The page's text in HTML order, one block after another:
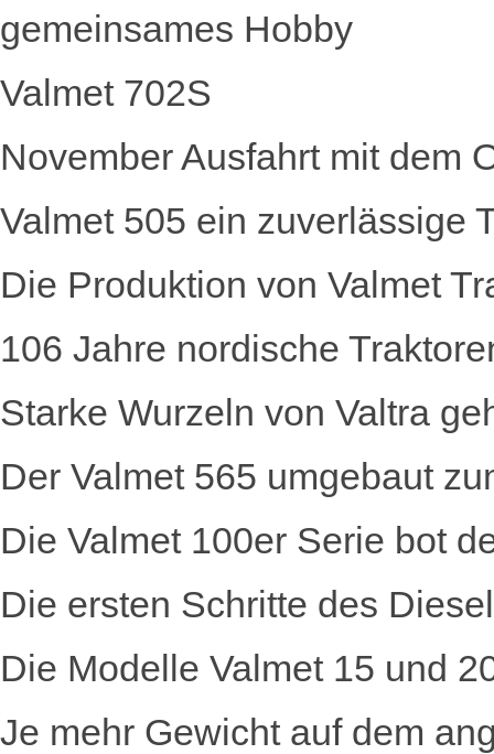
gemeinsames Hobby
Valmet 702S
November Ausfahrt mit dem
Valmet 505 ein zuverlässige
Die Produktion von Valmet
106 Jahre nordische
Starke Wurzeln von Valtra
Der Valmet 565 umgebaut
Die Valmet 100er Serie bot
Die ersten Schritte des
Die Modelle Valmet 15 und
Je mehr Gewicht auf dem